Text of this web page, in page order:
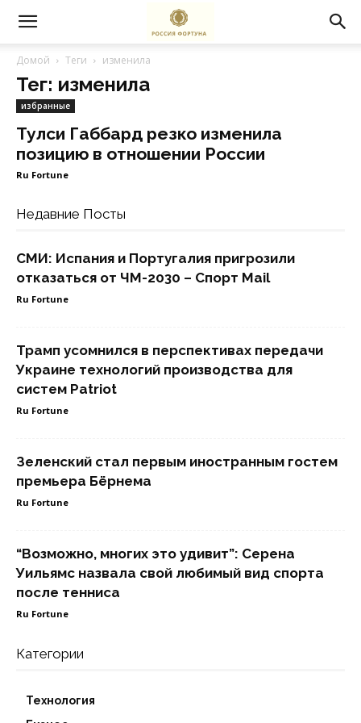
Домой Теги изменила
Тег: изменила
избранные
Тулси Габбард резко изменила
позицию в отношении России
Ru Fortune
Недавние Посты
СМИ: Испания и Португалия пригрозили
отказаться от ЧМ-2030 – Спорт Mail
Ru Fortune
Трамп усомнился в перспективах передачи
Украине технологий производства для
систем Patriot
Ru Fortune
Зеленский стал первым иностранным гостем
премьера Бёрнема
Ru Fortune
“Возможно, многих это удивит”: Серена
Уильямс назвала свой любимый вид спорта
после тенниса
Ru Fortune
Категории
Технология